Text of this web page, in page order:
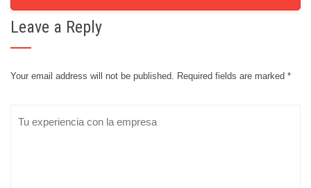
Leave a Reply
Your email address will not be published. Required fields are marked *